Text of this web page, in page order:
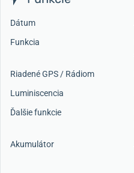
Dátum
Funkcia
Riadené GPS / Rádiom
Luminiscencia
Ďalšie funkcie
Akumulátor